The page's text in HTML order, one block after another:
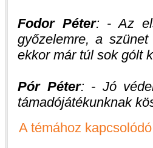
Fodor Péter: - Az
győzelemre, a
ekkor már túl sok gólt
Pór Péter: - Jó
támadójátékunknak
A témához